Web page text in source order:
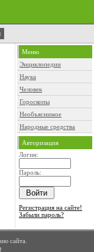
Меню
Энциклопедии
Наука
Человек
Гороскопы
Необъяснимое
Народные средства
Авторизация
Логин:
Пароль:
Регистрация на сайте!
Забыли пароль?
сайта.